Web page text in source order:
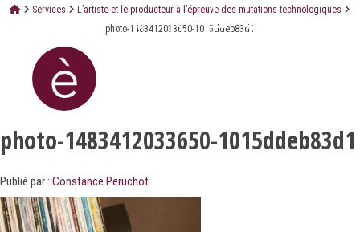
Services
L’artiste et le producteur à l’épreuve des mutations technologiques
photo-1483412033650-1015ddeb83d1
photo-1483412033650-1015ddeb83d1
Publié par : Constance Peruchot